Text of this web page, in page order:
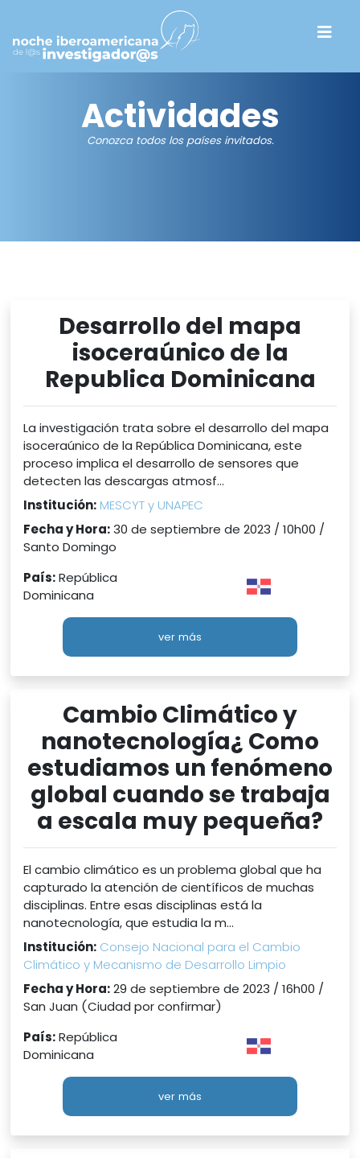
Actividades
Conozca todos los países invitados.
Desarrollo del mapa
isoceraúnico de la
Republica Dominicana
La investigación trata sobre el desarrollo del mapa
isoceraúnico de la República Dominicana, este
proceso implica el desarrollo de sensores que
detecten las descargas atmosf...
Institución: MESCYT y UNAPEC
Fecha y Hora:30 de septiembre de 2023 / 10h00 /
Santo Domingo
País:República
Dominicana
ver más
Cambio Climático y
nanotecnología¿ Como
estudiamos un fenómeno
global cuando se trabaja
a escala muy pequeña?
El cambio climático es un problema global que ha
capturado la atención de científicos de muchas
disciplinas. Entre esas disciplinas está la
nanotecnología, que estudia la m...
Institución: Consejo Nacional para el Cambio
Climático y Mecanismo de Desarrollo Limpio
Fecha y Hora:29 de septiembre de 2023 / 16h00 /
San Juan (Ciudad por confirmar)
País:República
Dominicana
ver más